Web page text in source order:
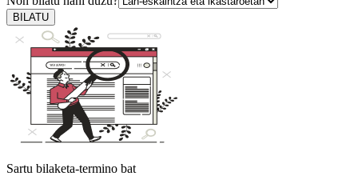
BILATU
Sartu bilaketa-termino bat